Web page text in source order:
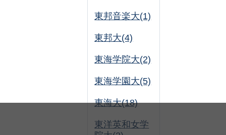
東邦音楽大(1)
東邦大(4)
東海学院大(2)
東海学園大(5)
東海大(18)
東洋英和女学